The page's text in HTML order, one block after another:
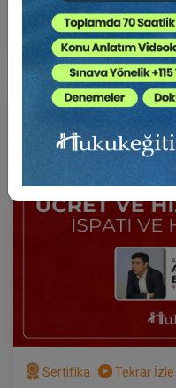
4500 TL
3750 TL
Sertifika Tekrar İzle